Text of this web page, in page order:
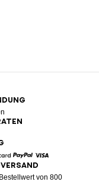
Paypal
von 800